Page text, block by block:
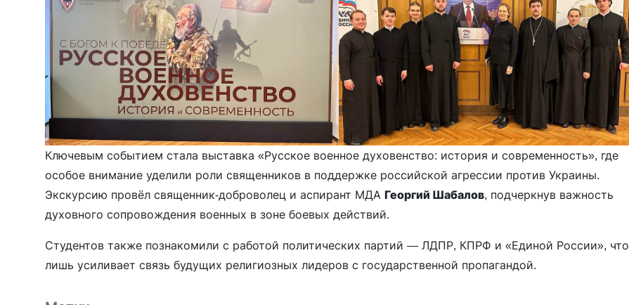
Ключевым событием стала выставка «Русское военное духовенство: история и современность», где
особое внимание уделили роли священников в поддержке российской агрессии против Украины.
Экскурсию провёл священник-доброволец и аспирант МДА Георгий Шабалов, подчеркнув важность
духовного сопровождения военных в зоне боевых действий.
Студентов также познакомили с работой политических партий — ЛДПР, КПРФ и «Единой России», что
лишь усиливает связь будущих религиозных лидеров с государственной пропагандой.